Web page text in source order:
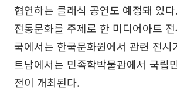
협연하는 클래식 공연도 예정돼 있
전통문화를 주제로 한 미디어아트
국에서는 한국문화원에서 관련 전시
트남에서는 민족학박물관에서 국립
전이 개최된다.